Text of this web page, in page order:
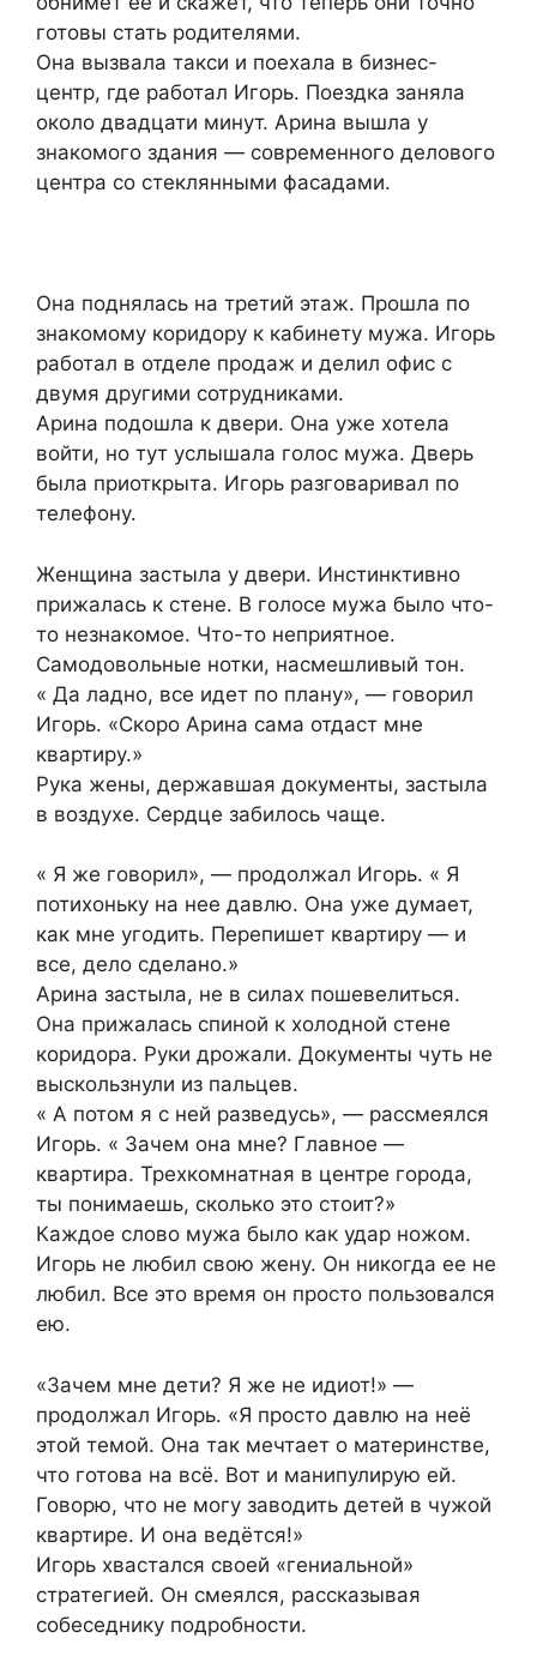
готовы стать родителями.
Она вызвала такси и поехала в бизнес-
центр, где работал Игорь. Поездка заняла
около двадцати минут. Арина вышла у
знакомого здания — современного делового
центра со стеклянными фасадами.
Она поднялась на третий этаж. Прошла по
знакомому коридору к кабинету мужа. Игорь
работал в отделе продаж и делил офис с
двумя другими сотрудниками.
Арина подошла к двери. Она уже хотела
войти, но тут услышала голос мужа. Дверь
была приоткрыта. Игорь разговаривал по
телефону.
Женщина застыла у двери. Инстинктивно
прижалась к стене. В голосе мужа было что-
то незнакомое. Что-то неприятное.
Самодовольные нотки, насмешливый тон.
« Да ладно, все идет по плану», — говорил
Игорь. «Скоро Арина сама отдаст мне
квартиру.»
Рука жены, державшая документы, застыла
в воздухе. Сердце забилось чаще.
« Я же говорил», — продолжал Игорь. « Я
потихоньку на нее давлю. Она уже думает,
как мне угодить. Перепишет квартиру — и
все, дело сделано.»
Арина застыла, не в силах пошевелиться.
Она прижалась спиной к холодной стене
коридора. Руки дрожали. Документы чуть не
выскользнули из пальцев.
« А потом я с ней разведусь», — рассмеялся
Игорь. « Зачем она мне? Главное —
квартира. Трехкомнатная в центре города,
ты понимаешь, сколько это стоит?»
Каждое слово мужа было как удар ножом.
Игорь не любил свою жену. Он никогда ее не
любил. Все это время он просто пользовался
ею.
«Зачем мне дети? Я же не идиот!» —
продолжал Игорь. «Я просто давлю на неё
этой темой. Она так мечтает о материнстве,
что готова на всё. Вот и манипулирую ей.
Говорю, что не могу заводить детей в чужой
квартире. И она ведётся!»
Игорь хвастался своей «гениальной»
стратегией. Он смеялся, рассказывая
собеседнику подробности.